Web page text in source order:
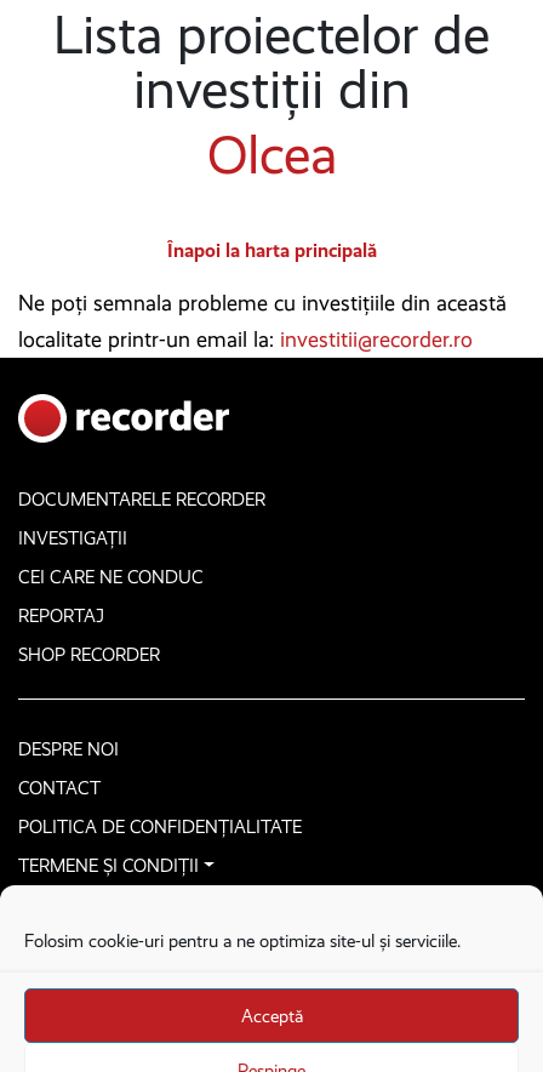
Folosim cookie-uri pentru a ne optimiza site-ul și serviciile.
Acceptă
Lista proiectelor de
investiții din
Olcea
Înapoi la harta principală
Ne poți semnala probleme cu investițiile din această
localitate printr-un email la: investitii@recorder.ro
DOCUMENTARELE RECORDER
INVESTIGAȚII
CEI CARE NE CONDUC
REPORTAJ
SHOP RECORDER
DESPRE NOI
CONTACT
POLITICA DE CONFIDENȚIALITATE
TERMENE ȘI CONDIȚII
Stega creative
Brandul Recorder e operat de Asociația Recorder Community, sub licența SC